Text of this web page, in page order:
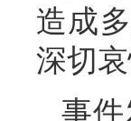
造成
深切
事